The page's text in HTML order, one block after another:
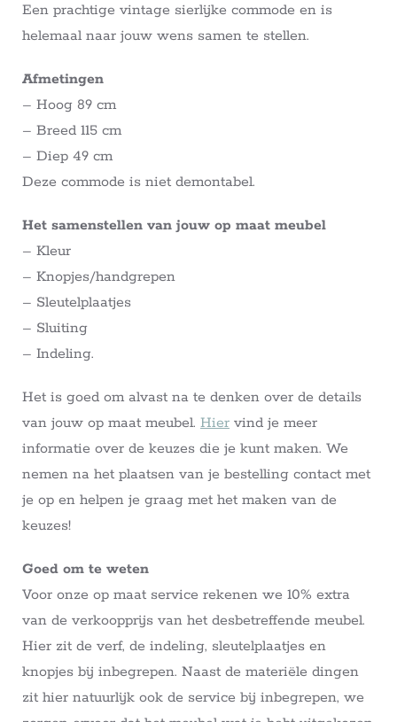
Een prachtige vintage sierlijke commode en is
helemaal naar jouw wens samen te stellen.
Afmetingen
– Hoog 89 cm
– Breed 115 cm
– Diep 49 cm
Deze commode is niet demontabel.
Het samenstellen van jouw op maat meubel
– Kleur
– Knopjes/handgrepen
– Sleutelplaatjes
– Sluiting
– Indeling.
Het is goed om alvast na te denken over de details
van jouw op maat meubel. Hier vind je meer
informatie over de keuzes die je kunt maken. We
nemen na het plaatsen van je bestelling contact met
je op en helpen je graag met het maken van de
keuzes!
Goed om te weten
Voor onze op maat service rekenen we 10% extra
van de verkoopprijs van het desbetreffende meubel.
Hier zit de verf, de indeling, sleutelplaatjes en
knopjes bij inbegrepen. Naast de materiële dingen
zit hier natuurlijk ook de service bij inbegrepen, we